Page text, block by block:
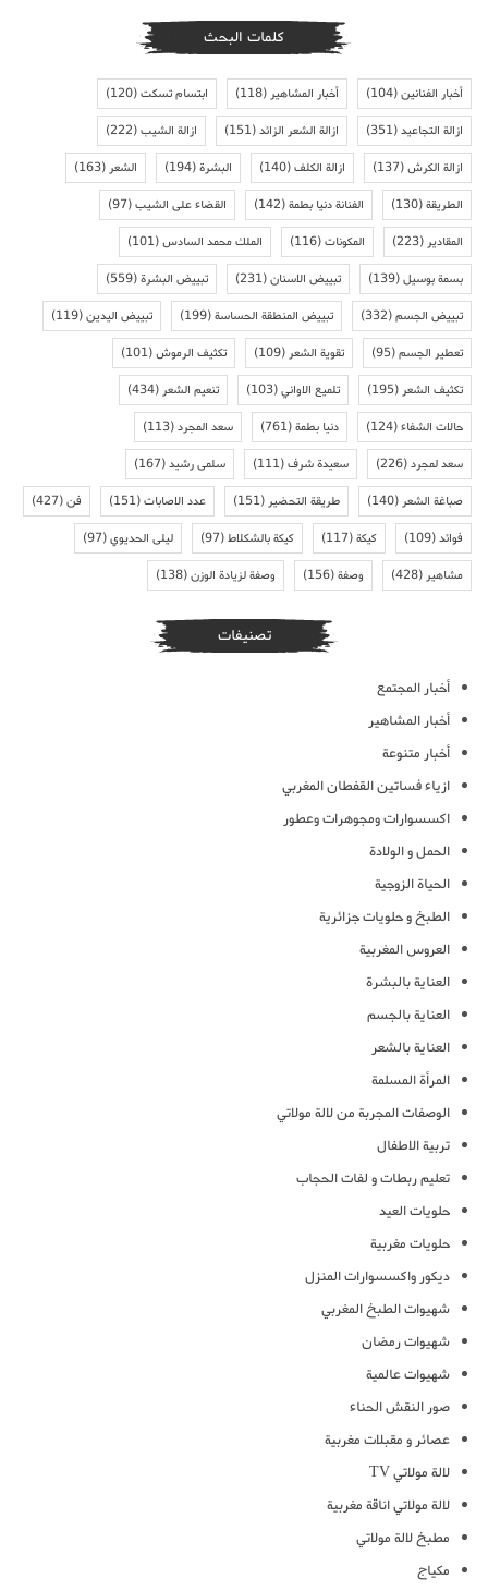
كلمات البحث
أخبار الفنانين(104) أخبار المشاهير(118) ابتسام تسكت(120)
ازالة التجاعيد(351) ازالة الشعر الزائد(151) ازالة الشيب(222)
ازالة الكرش(137) ازالة الكلف(140) البشرة(194) الشعر(163)
الطريقة(130) الفنانة دنيا بطمة(142) القضاء على الشيب(97)
المقادير(223) المكونات(116) الملك محمد السادس(101)
بسمة بوسيل(139) تبييض الاسنان(231) تبييض البشرة(559)
تبييض الجسم(332) تبييض المنطقة الحساسة(199) تبييض اليدين(119)
تعطير الجسم(95) تقوية الشعر(109) تكثيف الرموش(101)
تكثيف الشعر(195) تلميع الاواني(103) تنعيم الشعر(434)
حالات الشفاء(124) دنيا بطمة(761) سعد المجرد(113)
سعد لمجرد(226) سعيدة شرف(111) سلمى رشيد(167)
صباغة الشعر(140) طريقة التحضير(151) عدد الاصابات(151) فن(427)
فوائد(109) كيكة(117) كيكة بالشكلاط(97) ليلى الحديوي(97)
مشاهير(428) وصفة(156) وصفة لزيادة الوزن(138)
تصنيفات
أخبار المجتمع
أخبار المشاهير
أخبار متنوعة
ازياء فساتين القفطان المغربي
اكسسوارات ومجوهرات وعطور
الحمل و الولادة
الحياة الزوجية
الطبخ و حلويات جزائرية
العروس المغربية
العناية بالبشرة
العناية بالجسم
العناية بالشعر
المرأة المسلمة
الوصفات المجربة من لالة مولاتي
تربية الاطفال
تعليم ربطات و لفات الحجاب
حلويات العيد
حلويات مغربية
ديكور واكسسوارات المنزل
شهيوات الطبخ المغربي
شهيوات رمضان
شهيوات عالمية
صور النقش الحناء
عصائر و مقبلات مغربية
لالة مولاتي TV
لالة مولاتي اناقة مغربية
مطبخ لالة مولاتي
مكياج